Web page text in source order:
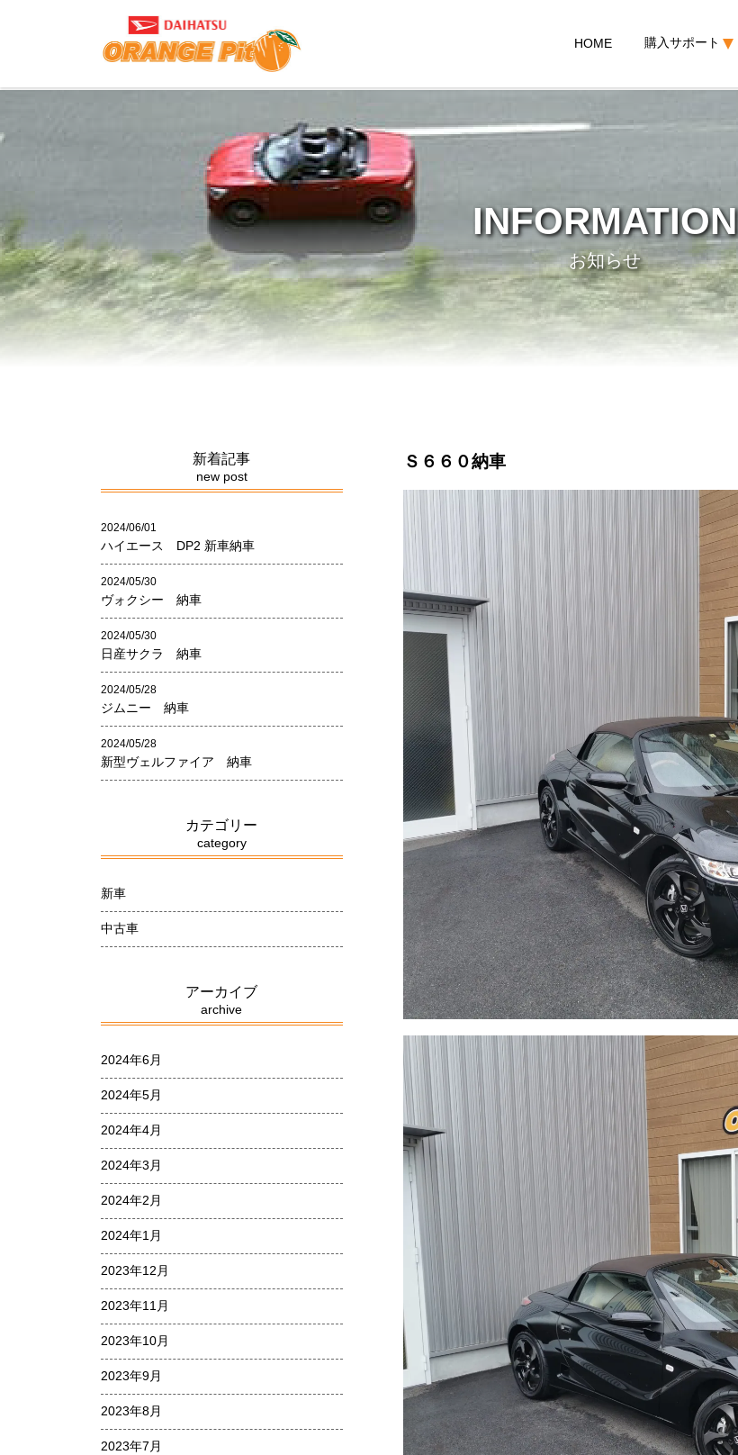
HOME 購入サポート
INFORMATION
お知らせ
Ｓ６６０納車
新着記事
new post
2024/06/01
ハイエース DP2 新車納車
2024/05/30
ヴォクシー 納車
2024/05/30
日産サクラ 納車
2024/05/28
ジムニー 納車
2024/05/28
新型ヴェルファイア 納車
カテゴリー
category
新車
中古車
アーカイブ
archive
2024年6月
2024年5月
2024年4月
2024年3月
2024年2月
2024年1月
2023年12月
2023年11月
2023年10月
2023年9月
2023年8月
2023年7月